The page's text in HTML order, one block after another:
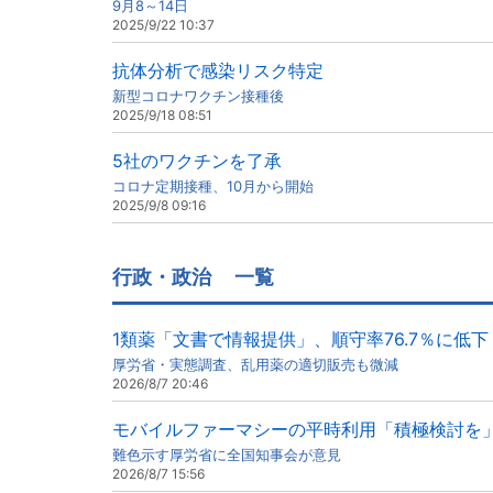
9月8～14日
2025/9/22 10:37
抗体分析で感染リスク特定
新型コロナワクチン接種後
2025/9/18 08:51
5社のワクチンを了承
コロナ定期接種、10月から開始
2025/9/8 09:16
行政・政治 一覧
1類薬「文書で情報提供」、順守率76.7％に低下
厚労省・実態調査、乱用薬の適切販売も微減
2026/8/7 20:46
モバイルファーマシーの平時利用「積極検討を
難色示す厚労省に全国知事会が意見
2026/8/7 15:56